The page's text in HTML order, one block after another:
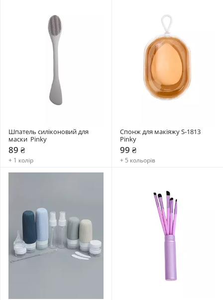
Шпатель силіконовий для
маски  Pinky
89 ₴
+ 1 колір
Спонж для макіяжу S-1813
Pinky
99 ₴
+ 5 кольорів